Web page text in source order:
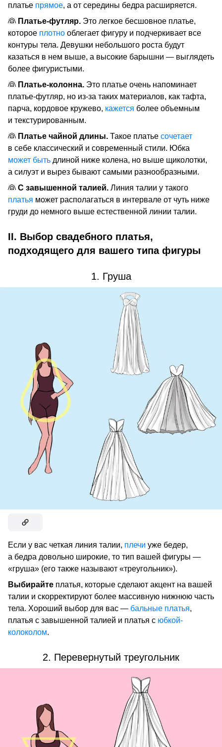
платье прямое, а от середины бедра расширяется.
👰 Платье-футляр. Это легкое бесшовное платье,
которое плотно облегает фигуру и подчеркивает все
контуры тела. Девушки небольшого роста будут
казаться в нем выше, а высокие барышни — выглядеть
более фигуристыми.
👰 Платье-колонна. Это платье очень напоминает
платье-футляр, но из-за таких материалов, как тафта,
парча, кордовое кружево, кажется более объемным
и текстурированным.
👰 Платье чайной длины. Такое платье сочетает
в себе классический и современный стили. Юбка
может быть длиной ниже колена, но выше щиколотки,
а силуэт и вырез бывают самыми разнообразными.
👰 С завышенной талией. Линия талии у такого
платья может располагаться в интервале от чуть ниже
груди до немного выше естественной линии талии.
II. Выбор свадебного платья,
подходящего для вашего типа фигуры
1. Груша
Если у вас четкая линия талии, плечи уже бедер,
а бедра довольно широкие, то тип вашей фигуры —
«груша» (его также называют «треугольник»).
Выбирайте платья, которые сделают акцент на вашей
талии и скорректируют более массивную нижнюю часть
тела. Хороший выбор для вас — бальные платья,
платья с завышенной талией и платья с юбкой-
колоколом.
2. Перевернутый треугольник